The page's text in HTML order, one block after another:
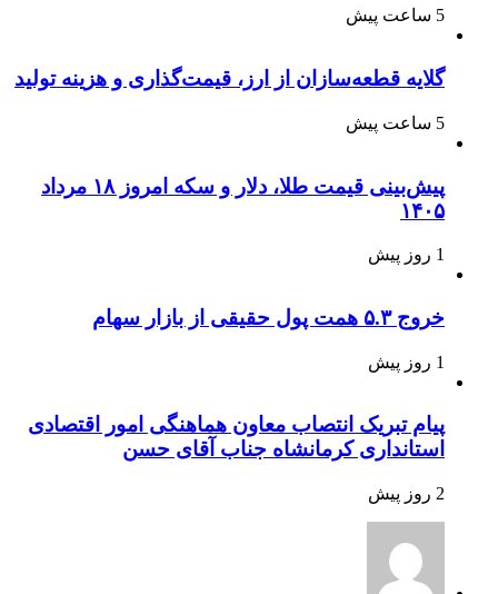
5 ساعت پیش
گلایه قطعه‌سازان از ارز، قیمت‌گذاری و هزینه تولید
5 ساعت پیش
پیش‌بینی قیمت طلا، دلار و سکه امروز ۱۸ مرداد
۱۴۰۵
1 روز پیش
خروج ۵.۳ همت پول حقیقی از بازار سهام
1 روز پیش
پیام تبریک انتصاب معاون هماهنگی امور اقتصادی
استانداری کرمانشاه جناب آقای حسن
2 روز پیش